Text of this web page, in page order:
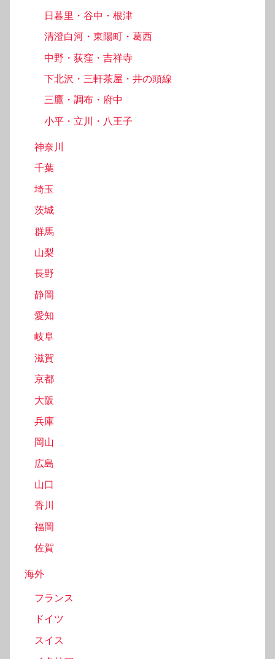
日暮里・谷中・根津
清澄白河・東陽町・葛西
中野・荻窪・吉祥寺
下北沢・三軒茶屋・井の頭線
三鷹・調布・府中
小平・立川・八王子
神奈川
千葉
埼玉
茨城
群馬
山梨
長野
静岡
愛知
岐阜
滋賀
京都
大阪
兵庫
岡山
広島
山口
香川
福岡
佐賀
海外
フランス
ドイツ
スイス